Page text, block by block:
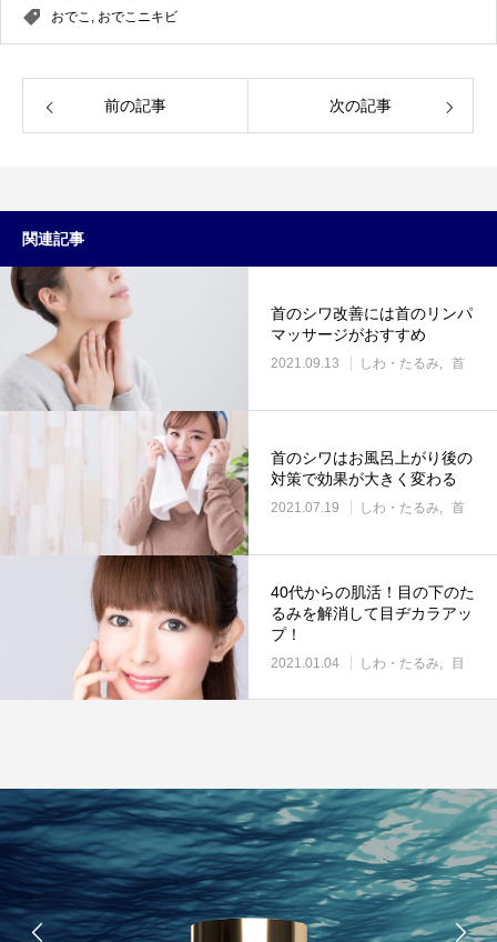
おでこ , おでこニキビ
前の記事 次の記事
関連記事
首のシワ改善には首のリンパ
マッサージがおすすめ
2021.09.13 しわ・たるみ 首
首のシワはお風呂上がり後の
対策で効果が大きく変わる
2021.07.19 しわ・たるみ 首
40代からの肌活！目の下のた
るみを解消して目ヂカラアッ
プ！
2021.01.04 しわ・たるみ 目